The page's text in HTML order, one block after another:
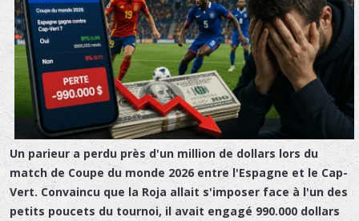
Un parieur a perdu près d'un million de dollars lors du
match de Coupe du monde 2026 entre l'Espagne et le Cap-
Vert. Convaincu que la Roja allait s'imposer face à l'un des
petits poucets du tournoi, il avait engagé 990.000 dollars